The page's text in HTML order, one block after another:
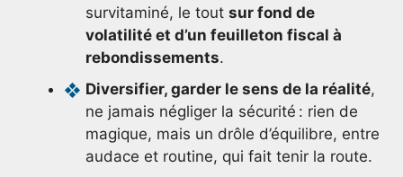
survitaminé, le tout sur fond de
volatilité et d’un feuilleton fiscal à
rebondissements.
Diversifier, garder le sens de la réalité,
ne jamais négliger la sécurité : rien de
magique, mais un drôle d’équilibre, entre
audace et routine, qui fait tenir la route.